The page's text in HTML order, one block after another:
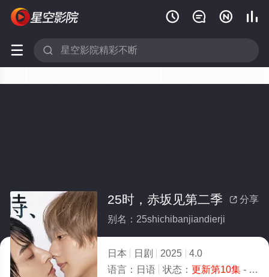
   
 
 分享
25时，赤坂见第二季
别名：25shichibanjiandierji
日本 日剧 2025
4.0
语言： 日语 状态： 更新第10集- 免费在线观看